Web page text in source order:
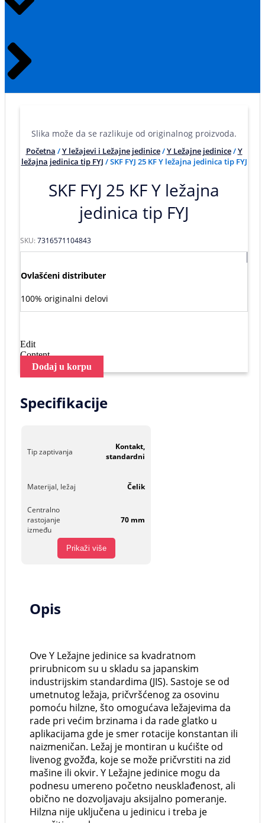
Slika može da se razlikuje od originalnog proizvoda.
Početna /Y ležajevi i Ležajne jedinice/Y Ležajne jedinice/Y
ležajna jedinica tip FYJ / SKF FYJ 25 KF Y ležajna jedinica tip FYJ
SKF FYJ 25 KF Y ležajna
jedinica tip FYJ
SKU:7316571104843
Ovlašćeni distributer
100% originalni delovi
Edit
Content
Dodaj u korpu
Specifikacije
Tip zaptivanja
Kontakt,
standardni
Materijal, ležaj Čelik
Centralno
rastojanje
između
70 mm
Prikaži više
Opis
Ove Y Ležajne jedinice sa kvadratnom
prirubnicom su u skladu sa japanskim
industrijskim standardima (JIS). Sastoje se od
umetnutog ležaja, pričvršćenog za osovinu
pomoću hilzne, što omogućava ležajevima da
rade pri većim brzinama i da rade glatko u
aplikacijama gde je smer rotacije konstantan ili
naizmeničan. Ležaj je montiran u kućište od
livenog gvožđa, koje se može pričvrstiti na zid
mašine ili okvir. Y Ležajne jedinice mogu da
podnesu umereno početno neusklađenost, ali
obično ne dozvoljavaju aksijalno pomeranje.
Hilzna nije uključena u jedinicu i treba je